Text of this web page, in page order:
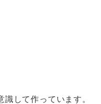
して作っています。